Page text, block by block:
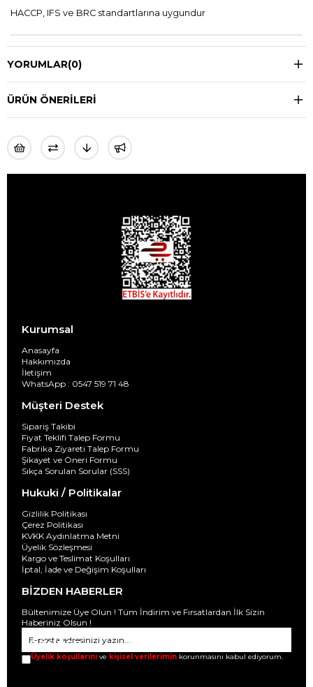
HACCP, IFS ve BRC standartlarına uygundur
YORUMLAR(0)
ÜRÜN ÖNERILERI
Kurumsal
Anasayfa
Hakkımızda
İletişim
WhatsApp : 0547 519 71 48
Müşteri Destek
Sipariş Takibi
Fiyat Teklifi Talep Formu
Fabrika Ziyareti Talep Formu
Şikayet ve Öneri Formu
Sıkça Sorulan Sorular (SSS)
Hukuki / Politikalar
Gizlilik Politikası
Çerez Politikası
KVKK Aydınlatma Metni
Üyelik Sözleşmesi
Kargo ve Teslimat Koşulları
İptal, İade ve Değişim Koşulları
BİZDEN HABERLER
Bültenimize Üye Olun ! Tüm İndirim ve Fırsatlardan İlk Sizin
Haberiniz Olsun !
GÖNDER
Üyelik koşullarını ve kişisel verilerimin korunmasını kabul ediyorum.